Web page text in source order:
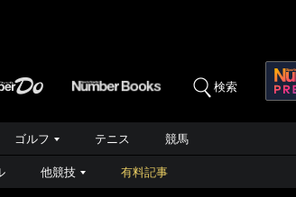
検索
ゴルフ テニス 競馬
他競技 有料記事